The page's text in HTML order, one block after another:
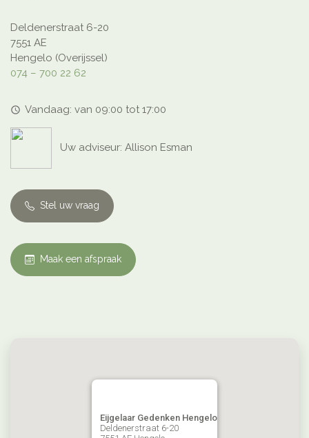
Deldenerstraat 6-20
7551 AE
Hengelo (Overijssel)
074 – 700 22 62
access_time Vandaag: van 09:00 tot 17:00
Uw adviseur: Allison Esman
Stel uw vraag
Maak een afspraak
Eijgelaar Gedenken Hengelo
Deldenerstraat 6-20